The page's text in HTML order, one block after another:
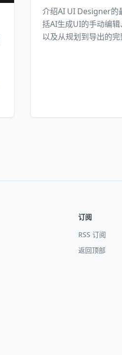
介绍AI UI Designer的
括AI生成UI的手动编辑
以及从规划到导出的完
订阅
RSS 订阅
返回顶部